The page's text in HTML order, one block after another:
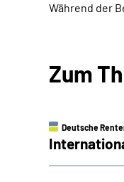
Während der
Zum
Deutsche